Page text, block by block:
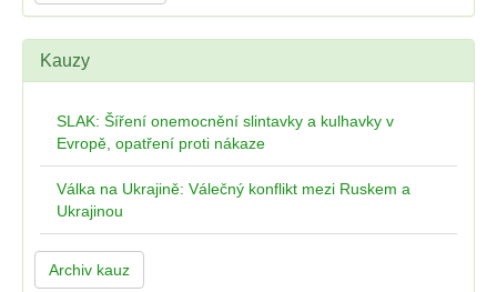
Kauzy
SLAK: Šíření onemocnění slintavky a kulhavky v
Evropě, opatření proti nákaze
Válka na Ukrajině: Válečný konflikt mezi Ruskem a
Ukrajinou
Archiv kauz